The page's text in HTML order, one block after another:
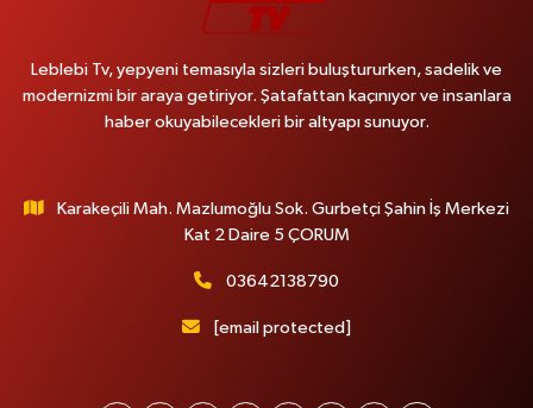
Leblebi Tv, yepyeni temasıyla sizleri buluştururken, sadelik ve
modernizmi bir araya getiriyor. Şatafattan kaçınıyor ve insanlara
haber okuyabilecekleri bir altyapı sunuyor.
Karakeçili Mah. Mazlumoğlu Sok. Gurbetçi Şahin İş Merkezi
Kat 2 Daire 5 ÇORUM
03642138790
[email protected]